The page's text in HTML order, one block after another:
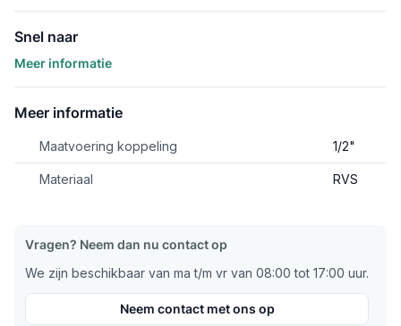
Snel naar
Meer informatie
Meer informatie
Maatvoering koppeling 1/2"
Materiaal RVS
Vragen? Neem dan nu contact op
We zijn beschikbaar van ma t/m vr van 08:00 tot 17:00 uur.
Neem contact met ons op